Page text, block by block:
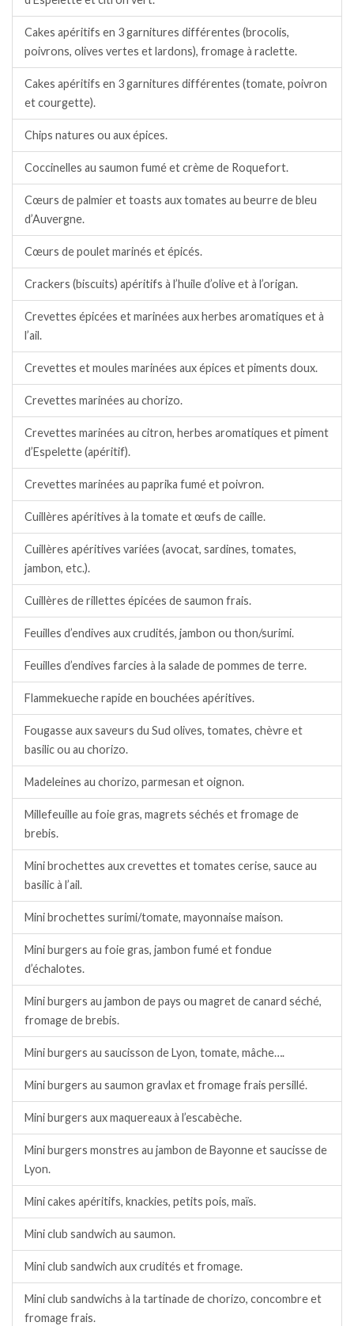
Cakes apéritifs en 3 garnitures différentes (brocolis,
poivrons, olives vertes et lardons), fromage à raclette.
Cakes apéritifs en 3 garnitures différentes (tomate, poivron
et courgette).
Chips natures ou aux épices.
Coccinelles au saumon fumé et crème de Roquefort.
Cœurs de palmier et toasts aux tomates au beurre de bleu
d’Auvergne.
Cœurs de poulet marinés et épicés.
Crackers (biscuits) apéritifs à l’huile d’olive et à l’origan.
Crevettes épicées et marinées aux herbes aromatiques et à
l’ail.
Crevettes et moules marinées aux épices et piments doux.
Crevettes marinées au chorizo.
Crevettes marinées au citron, herbes aromatiques et piment
d’Espelette (apéritif).
Crevettes marinées au paprika fumé et poivron.
Cuillères apéritives à la tomate et œufs de caille.
Cuillères apéritives variées (avocat, sardines, tomates,
jambon, etc.).
Cuillères de rillettes épicées de saumon frais.
Feuilles d’endives aux crudités, jambon ou thon/surimi.
Feuilles d’endives farcies à la salade de pommes de terre.
Flammekueche rapide en bouchées apéritives.
Fougasse aux saveurs du Sud olives, tomates, chèvre et
basilic ou au chorizo.
Madeleines au chorizo, parmesan et oignon.
Millefeuille au foie gras, magrets séchés et fromage de
brebis.
Mini brochettes aux crevettes et tomates cerise, sauce au
basilic à l’ail.
Mini brochettes surimi/tomate, mayonnaise maison.
Mini burgers au foie gras, jambon fumé et fondue
d’échalotes.
Mini burgers au jambon de pays ou magret de canard séché,
fromage de brebis.
Mini burgers au saucisson de Lyon, tomate, mâche….
Mini burgers au saumon gravlax et fromage frais persillé.
Mini burgers aux maquereaux à l’escabèche.
Mini burgers monstres au jambon de Bayonne et saucisse de
Lyon.
Mini cakes apéritifs, knackies, petits pois, maïs.
Mini club sandwich au saumon.
Mini club sandwich aux crudités et fromage.
Mini club sandwichs à la tartinade de chorizo, concombre et
fromage frais.